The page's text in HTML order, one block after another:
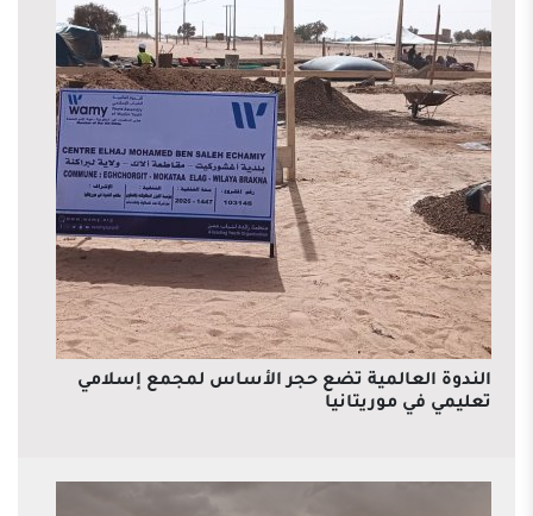
الندوة العالمية تضع حجر الأساس لمجمع إسلامي
تعليمي في موريتانيا